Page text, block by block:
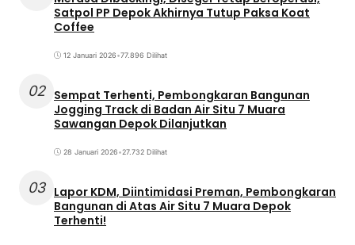
Satpol PP Depok Akhirnya Tutup Paksa Koat
Coffee
12 Januari 2026•77.896 Dilihat
02 Sempat Terhenti, Pembongkaran Bangunan
Jogging Track di Badan Air Situ 7 Muara
Sawangan Depok Dilanjutkan
28 Januari 2026•27.732 Dilihat
03 Lapor KDM, Diintimidasi Preman, Pembongkaran
Bangunan di Atas Air Situ 7 Muara Depok
Terhenti!